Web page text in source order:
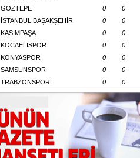
GÖZTEPE 0
0
İSTANBUL BAŞAKŞEHİR 0
0
KASIMPAŞA 0
0
KOCAELİSPOR 0
0
KONYASPOR 0
0
SAMSUNSPOR 0
0
TRABZONSPOR 0 0